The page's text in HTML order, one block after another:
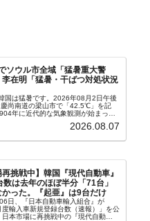
ソウル市全域「猛暑重大警
在明「猛暑・干ばつ対処状況
国は猛暑です。2026年08月2日午後
尚南道の梁山市で「42.5℃」を記
年に近代的な気象観測が始まって
上最高気温です。08月04日には、ソ
の「猛暑重大警報」が発令され...
2026.08.07
再挑戦中】韓国『現代自動車』
は去年のほぼ半分「71台」
かった。『起亜』は9台だけ
日、『日本自動車輸入組合』が
度輸入車新規登録台数（速報）」を公
日本市場に再挑戦中の『現代自動